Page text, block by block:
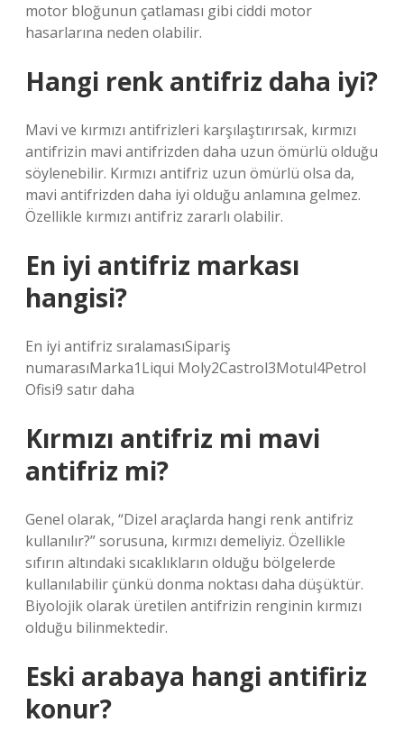
motor bloğunun çatlaması gibi ciddi motor
hasarlarına neden olabilir.
Hangi renk antifriz daha iyi?
Mavi ve kırmızı antifrizleri karşılaştırırsak, kırmızı
antifrizin mavi antifrizden daha uzun ömürlü olduğu
söylenebilir. Kırmızı antifriz uzun ömürlü olsa da,
mavi antifrizden daha iyi olduğu anlamına gelmez.
Özellikle kırmızı antifriz zararlı olabilir.
En iyi antifriz markası
hangisi?
En iyi antifriz sıralamasıSipariş
numarasıMarka1Liqui Moly2Castrol3Motul4Petrol
Ofisi9 satır daha
Kırmızı antifriz mi mavi
antifriz mi?
Genel olarak, “Dizel araçlarda hangi renk antifriz
kullanılır?” sorusuna, kırmızı demeliyiz. Özellikle
sıfırın altındaki sıcaklıkların olduğu bölgelerde
kullanılabilir çünkü donma noktası daha düşüktür.
Biyolojik olarak üretilen antifrizin renginin kırmızı
olduğu bilinmektedir.
Eski arabaya hangi antifiriz
konur?